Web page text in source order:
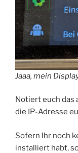
Jaaa, mein
Notiert euch das
die IP-Adresse
Sofern Ihr noch
installiert habt,